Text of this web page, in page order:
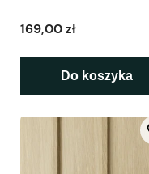
169,00 zł
Do koszyka